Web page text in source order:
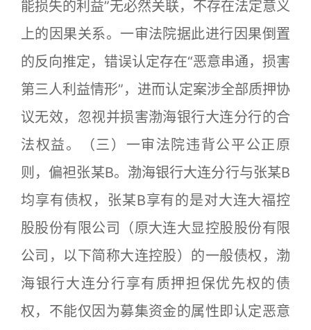
能损失的利益”无必然关联，不存在法定意义
上的因果关系。一审法院据此进行因果倒置
的反向推定，错误认定存在“恶意串通，损害
第三人利益情形”，进而认定案涉全部质押协
议无效，忽视并损害渤海银行大连分行的合
法权益。（三）一审法院违背公平公正原
则，偏袒张某B。渤海银行大连分行与张某B
均享有债权，张某B享有的是对大连大福控
股股份有限公司（原大连大显控股股份有限
公司，以下简称大连控股）的一般债权，渤
海银行大连分行享有质押担保优先权的债
权，不能仅因为募集资金的属性即认定恶意